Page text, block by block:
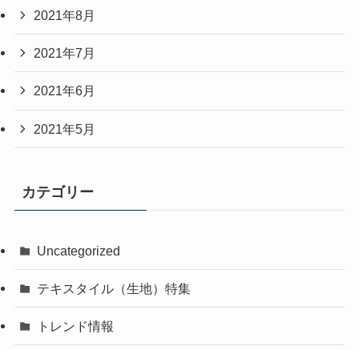
2021年8月
2021年7月
2021年6月
2021年5月
カテゴリー
Uncategorized
テキスタイル（生地）特集
トレンド情報